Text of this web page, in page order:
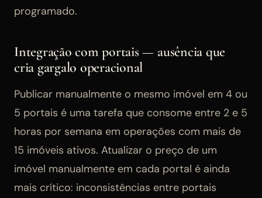
programado.
Integração com portais — ausência que
cria gargalo operacional
Publicar manualmente o mesmo imóvel em 4 ou
5 portais é uma tarefa que consome entre 2 e 5
horas por semana em operações com mais de
15 imóveis ativos. Atualizar o preço de um
imóvel manualmente em cada portal é ainda
mais crítico: inconsistências entre portais